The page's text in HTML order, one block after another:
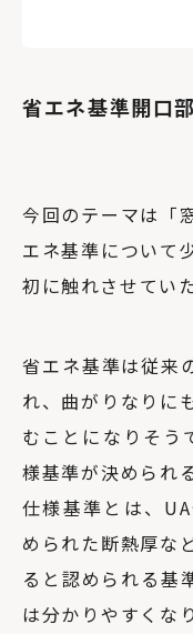
省エネ基準開口
今回のテーマは「
エネ基準について
初に触れさせてい
省エネ基準は従来
れ、曲がりなりに
むことになりそう
様基準が決められ
仕様基準とは、
められた断熱厚な
ると認められる基
は分かりやすくな